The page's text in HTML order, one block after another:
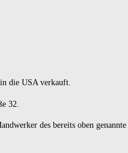
in die USA verkauft.
32.
des bereits oben